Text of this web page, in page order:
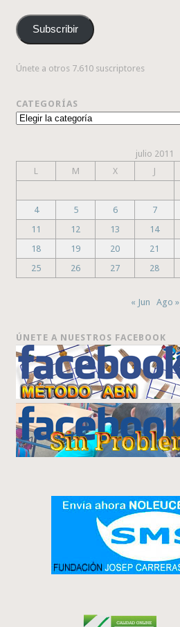
correo
electrónico
Subscribir
Únete a otros 7.610 suscriptores
CATEGORÍAS
Categorías
julio 2011
L
M X J
4
5 6 7
11
12 13 14
18
19 20 21
25
26 27 28
« Jun Ago »
ÚNETE A NUESTROS FACEBOOK